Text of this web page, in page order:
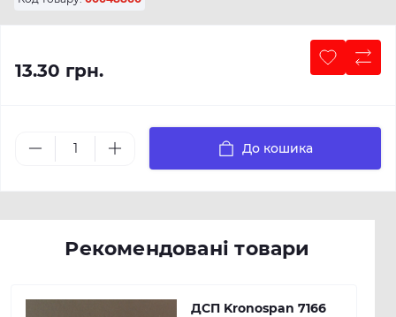
13.30 грн.
До кошика
Рекомендовані товари
ДСП Kronospan 7166